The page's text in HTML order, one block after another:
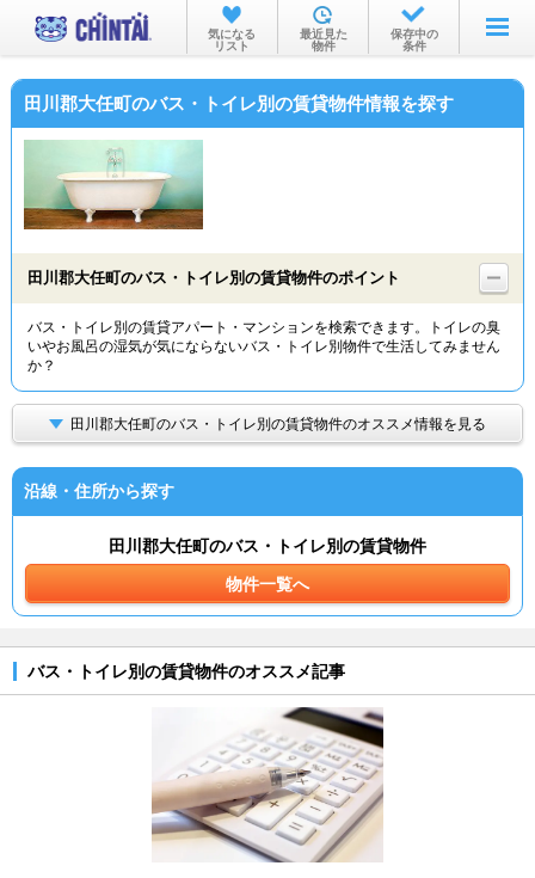
お部屋を探す
沿線・駅から
物件特集から
TOP
気になる
リスト
最近見た
物件
保存中の
条件
田川郡大任町のバス・トイレ別の賃貸物件情報を探す
田川郡大任町のバス・トイレ別の賃貸物件のポイント
バス・トイレ別の賃貸アパート・マンションを検索できます。トイレの臭
いやお風呂の湿気が気にならないバス・トイレ別物件で生活してみません
か？
田川郡大任町のバス・トイレ別の賃貸物件のオススメ情報を見る
沿線・住所から探す
田川郡大任町のバス・トイレ別の賃貸物件
物件一覧へ
バス・トイレ別の賃貸物件のオススメ記事